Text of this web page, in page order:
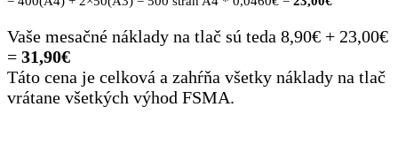
Vaše mesačné náklady na tlač sú teda 8,90€ + 23,00€
= 31,90€
Táto cena je celková a zahŕňa všetky náklady na tlač
vrátane všetkých výhod FSMA.